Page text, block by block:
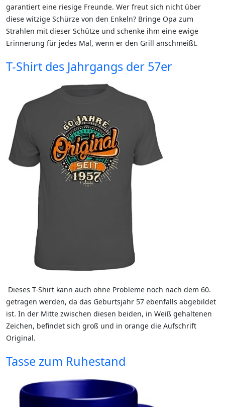
garantiert eine riesige Freunde. Wer freut sich nicht über
diese witzige Schürze von den Enkeln? Bringe Opa zum
Strahlen mit dieser Schütze und schenke ihm eine ewige
Erinnerung für jedes Mal, wenn er den Grill anschmeißt.
T-Shirt des Jahrgangs der 57er
Dieses T-Shirt kann auch ohne Probleme noch nach dem 60.
getragen werden, da das Geburtsjahr 57 ebenfalls abgebildet
ist. In der Mitte zwischen diesen beiden, in Weiß gehaltenen
Zeichen, befindet sich groß und in orange die Aufschrift
Original.
Tasse zum Ruhestand